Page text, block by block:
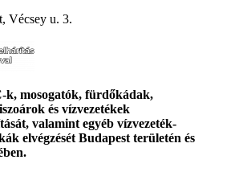
Vécsey u. 3.
mosogatók, fürdőkádak,
és vízvezetékek
valamint egyéb vízvezeték-
elvégzését Budapest területén és